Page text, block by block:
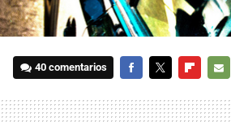
40 comentarios
MAIL